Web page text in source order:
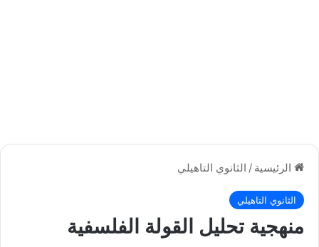
الرئيسية / الثانوي التاهيلي
الثانوي التاهيلي
منهجية تحليل القولة الفلسفية